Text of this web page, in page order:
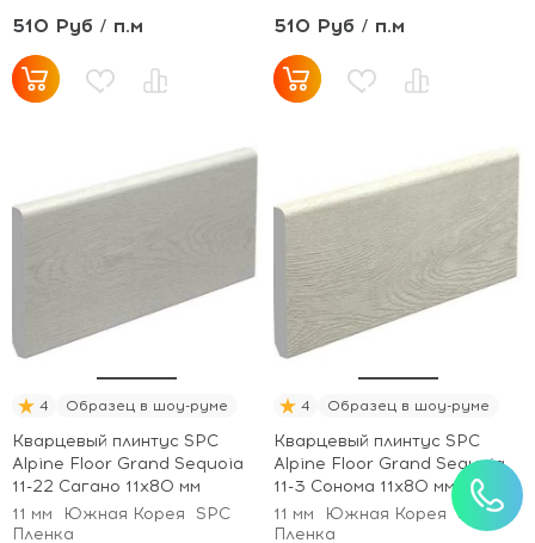
510 Руб / п.м 510 Руб / п.м
4 Образец в шоу-руме
Кварцевый плинтус SPC
Alpine Floor Grand Sequoia
11-22 Сагано 11х80 мм
11 мм
Южная Корея
SPC
Пленка
4 Образец в шоу-руме
Кварцевый плинтус SPC
Alpine Floor Grand Sequoia
11-3 Сонома 11х80 мм
11 мм
Южная Корея SPC
Пленка